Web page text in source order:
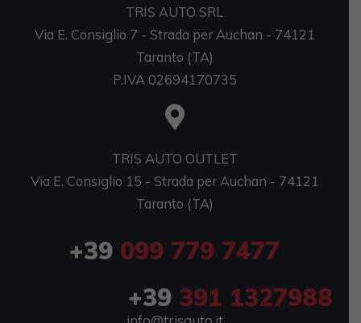
TRIS AUTO SRL
Via E. Consiglio 7 - Strada per Auchan - 74121
Taranto (TA)
P.IVA 02694170735
TRIS AUTO OUTLET
Via E. Consiglio 15 - Strada per Auchan - 74121
Taranto (TA)
+39 099 779 7477
+39 391 1327988